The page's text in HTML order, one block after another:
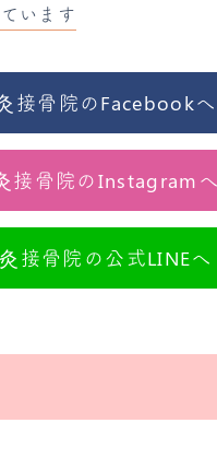
います
接骨院のFacebookへ
接骨院のInstagramへ
接骨院の公式LINEへ